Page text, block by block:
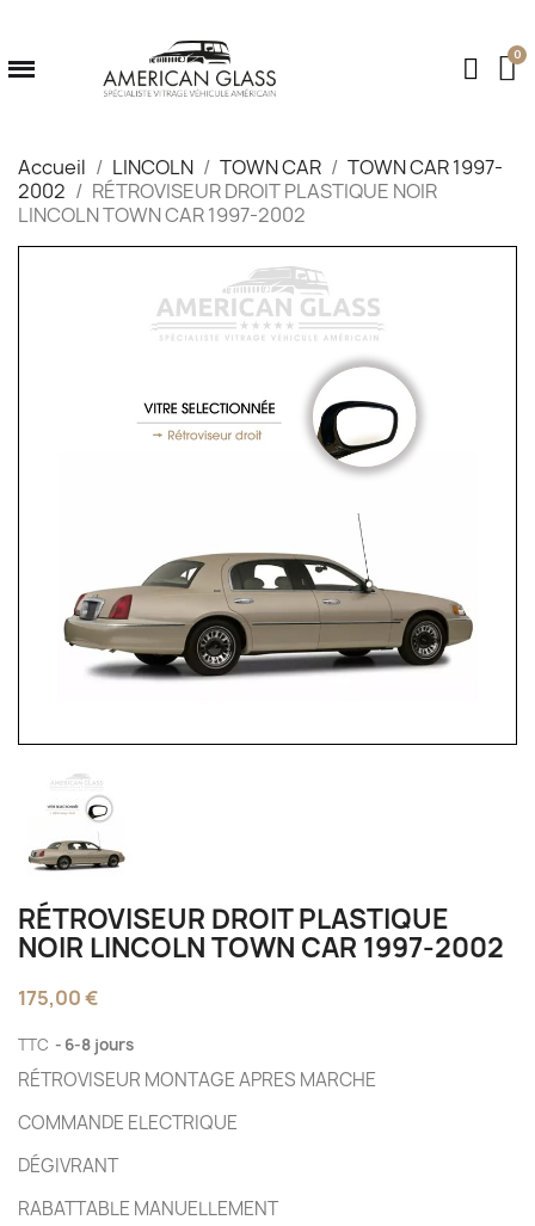
Accueil LINCOLN TOWN CAR
TOWN CAR 1997-
2002
RÉTROVISEUR DROIT PLASTIQUE NOIR
LINCOLN TOWN CAR 1997-2002
RÉTROVISEUR DROIT PLASTIQUE
NOIR LINCOLN TOWN CAR 1997-2002
175,00 €
TTC 6-8 jours
RÉTROVISEUR MONTAGE APRES MARCHE
COMMANDE ELECTRIQUE
DÉGIVRANT
RABATTABLE MANUELLEMENT